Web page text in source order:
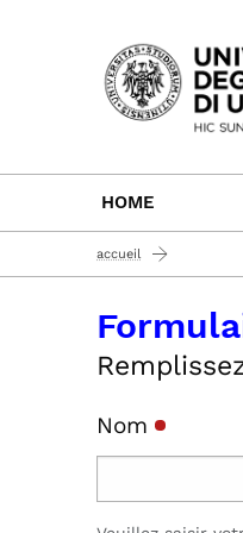
Passa al
HOME
accueil
Nom